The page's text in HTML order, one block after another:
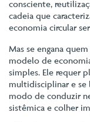
consciente,
cadeia que
economia circular
Mas se engana
modelo de
simples. Ele requer
multidisciplinar e se
modo de conduzir
sistêmica e colher